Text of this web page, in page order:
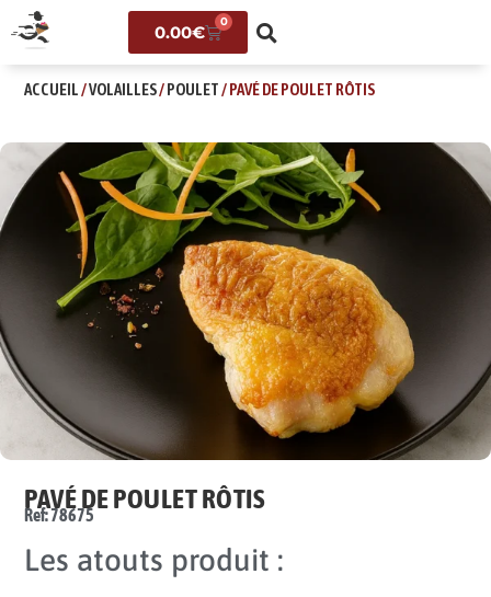
0.00€
0
ACCUEIL/VOLAILLES/POULET/ PAVÉ DE POULET RÔTIS
PAVÉ DE POULET RÔTIS
Ref: 78675
Les atouts produit :